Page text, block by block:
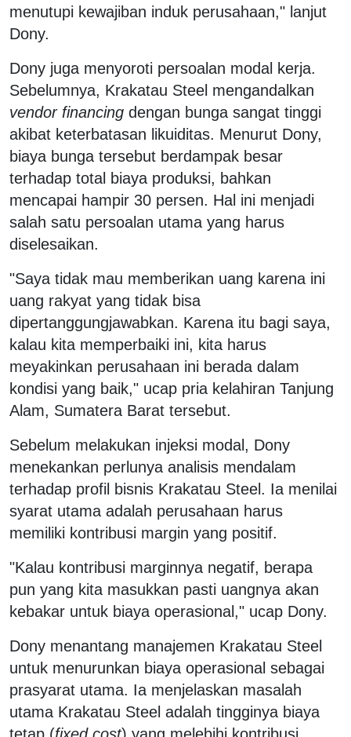
menutupi kewajiban induk perusahaan," lanjut
Dony.
Dony juga menyoroti persoalan modal kerja.
Sebelumnya, Krakatau Steel mengandalkan
vendor financing dengan bunga sangat tinggi
akibat keterbatasan likuiditas. Menurut Dony,
biaya bunga tersebut berdampak besar
terhadap total biaya produksi, bahkan
mencapai hampir 30 persen. Hal ini menjadi
salah satu persoalan utama yang harus
diselesaikan.
"Saya tidak mau memberikan uang karena ini
uang rakyat yang tidak bisa
dipertanggungjawabkan. Karena itu bagi saya,
kalau kita memperbaiki ini, kita harus
meyakinkan perusahaan ini berada dalam
kondisi yang baik," ucap pria kelahiran Tanjung
Alam, Sumatera Barat tersebut.
Sebelum melakukan injeksi modal, Dony
menekankan perlunya analisis mendalam
terhadap profil bisnis Krakatau Steel. Ia menilai
syarat utama adalah perusahaan harus
memiliki kontribusi margin yang positif.
"Kalau kontribusi marginnya negatif, berapa
pun yang kita masukkan pasti uangnya akan
kebakar untuk biaya operasional," ucap Dony.
Dony menantang manajemen Krakatau Steel
untuk menurunkan biaya operasional sebagai
prasyarat utama. Ia menjelaskan masalah
utama Krakatau Steel adalah tingginya biaya